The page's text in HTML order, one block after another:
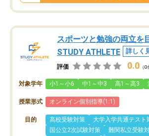
スポーツと勉強の両立を
STUDY ATHLETE
詳しく
評価 0.0 （0
対象学年 小1～小6 中1～中3 高1～高3
授業形式 オンライン個別指導(1:1)
目的 高校受験対策
大学入学共通テスト
国公立2次試験対策
難関私立受験